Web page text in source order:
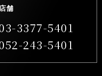
舗
3377-5401
243-5401